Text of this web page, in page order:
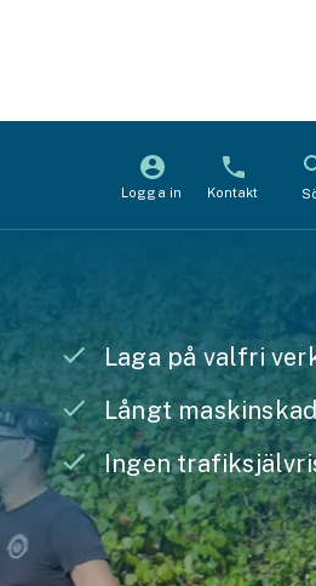
Logga in Kontakt
Laga på valfri
Långt
Ingen